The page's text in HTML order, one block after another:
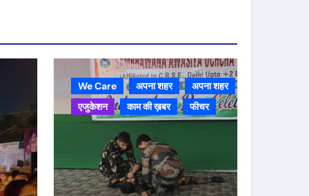
We Care अपना शहर
अपना शहर
एजुकेशन
काम की ख़बर फीचर